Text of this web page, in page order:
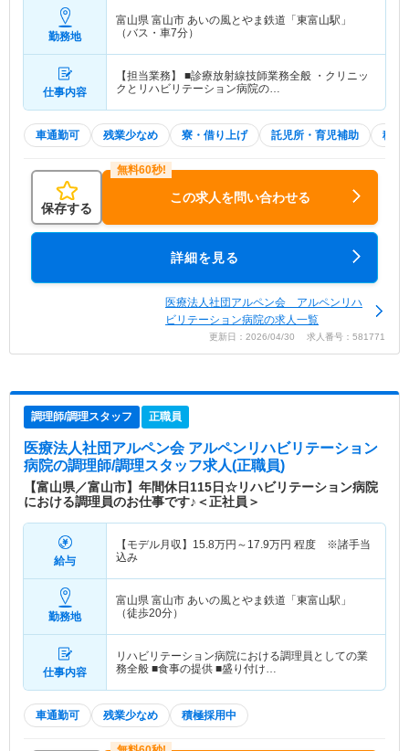
勤務地
富山県 富山市 あいの風とやま鉄道「東富山駅」
（バス・車7分）
仕事内容
【担当業務】 ■診療放射線技師業務全般 ・クリニッ
クとリハビリテーション病院の…
車通勤可 残業少なめ 寮・借り上げ 託児所・育児補助 積極
保存する
この求人を問い合わせる
詳細を見る
医療法人社団アルペン会 アルペンリハ
ビリテーション病院の求人一覧
更新日：2026/04/30 求人番号：581771
調理師/調理スタッフ 正職員
医療法人社団アルペン会 アルペンリハビリテーション
病院の調理師/調理スタッフ求人(正職員)
【富山県／富山市】年間休日115日☆リハビリテーション病院
における調理員のお仕事です♪＜正社員＞
給与
【モデル月収】 15.8万円～ 17.9万円 程度 ※諸手当
込み
勤務地
富山県 富山市 あいの風とやま鉄道「東富山駅」
（徒歩20分）
仕事内容
リハビリテーション病院における調理員としての業
務全般 ■食事の提供 ■盛り付け…
車通勤可 残業少なめ 積極採用中